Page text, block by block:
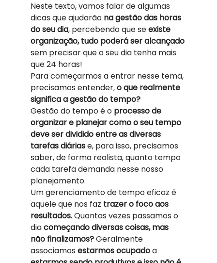
Neste texto, vamos falar de algumas
dicas que ajudarão na gestão das horas
do seu dia, percebendo que se existe
organização, tudo poderá ser alcançado
sem precisar que o seu dia tenha mais
que 24 horas!
Para começarmos a entrar nesse tema,
precisamos entender, o que realmente
significa a gestão do tempo?
Gestão do tempo é o processo de
organizar e planejar como o seu tempo
deve ser dividido entre as diversas
tarefas diárias e, para isso, precisamos
saber, de forma realista, quanto tempo
cada tarefa demanda nesse nosso
planejamento.
Um gerenciamento de tempo eficaz é
aquele que nos faz trazer o foco aos
resultados. Quantas vezes passamos o
dia começando diversas coisas, mas
não finalizamos? Geralmente
associamos estarmos ocupado a